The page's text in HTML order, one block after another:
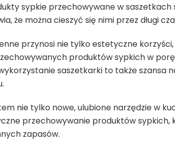
sypkie przechowywane w
że można cieszyć się nimi przez długi
przynosi nie tylko estetyczne
produktów sypkich w
saszetkarki to także szansa
nie tylko nowe, ulubione narzędzie w
przechowywanie produktów sypkich,
zapasów.